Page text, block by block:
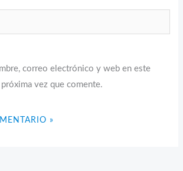
correo electrónico y web en este
vez que comente.